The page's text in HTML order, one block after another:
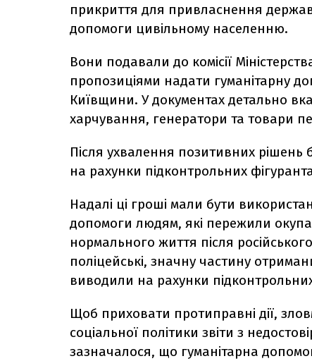
прикриття для привласнення
допомоги цивільному населенню.
Вони подавали до комісії
пропозиціями надати гуманітарну
Київщини. У документах детально
харчування, генератори та товари
Після ухвалення позитивних
на рахунки підконтрольних
Надалі ці гроші мали бути
допомоги людям, які пережили
нормального життя після
поліцейські, значну частину
виводили на рахунки
Щоб приховати протиправні дії,
соціальної політики звіти з
зазначалося, що гуманітарна